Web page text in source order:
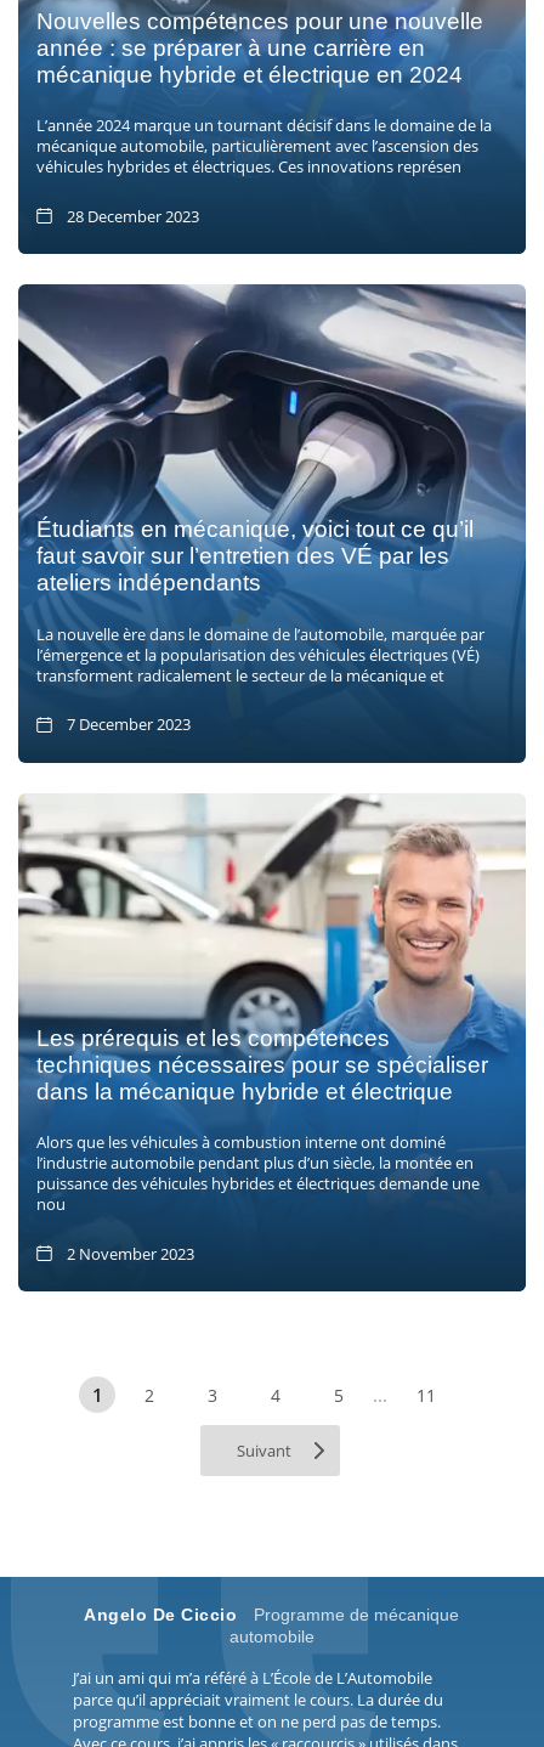
Nouvelles compétences pour une nouvelle
année : se préparer à une carrière en
mécanique hybride et électrique en 2024
L’année 2024 marque un tournant décisif dans le domaine de la
mécanique automobile, particulièrement avec l’ascension des
véhicules hybrides et électriques. Ces innovations représen
28 December 2023
Étudiants en mécanique, voici tout ce qu’il
faut savoir sur l’entretien des VÉ par les
ateliers indépendants
La nouvelle ère dans le domaine de l’automobile, marquée par
l’émergence et la popularisation des véhicules électriques (VÉ)
transforment radicalement le secteur de la mécanique et
7 December 2023
Les prérequis et les compétences
techniques nécessaires pour se spécialiser
dans la mécanique hybride et électrique
Alors que les véhicules à combustion interne ont dominé
l’industrie automobile pendant plus d’un siècle, la montée en
puissance des véhicules hybrides et électriques demande une
nou
2 November 2023
1 2 3 4 5 ... 11
Suivant
Angelo De Ciccio
Programme de mécanique
automobile
J’ai un ami qui m’a référé à L’École de L’Automobile
parce qu’il appréciait vraiment le cours. La durée du
programme est bonne et on ne perd pas de temps.